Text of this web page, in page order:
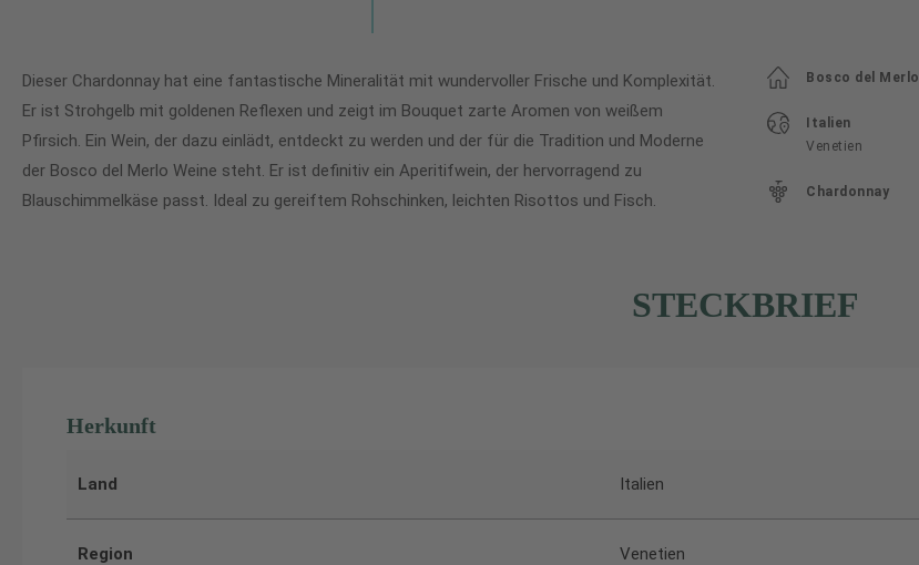
Dieser Chardonnay hat eine fantastische Mineralität mit wundervoller Frische und Komplexität.
Er ist Strohgelb mit goldenen Reflexen und zeigt im Bouquet zarte Aromen von weißem
Pfirsich. Ein Wein, der dazu einlädt, entdeckt zu werden und der für die Tradition und Moderne
der Bosco del Merlo Weine steht. Er ist definitiv ein Aperitifwein, der hervorragend zu
Blauschimmelkäse passt. Ideal zu gereiftem Rohschinken, leichten Risottos und Fisch.
Bosco del Merlo
Italien
Venetien
Chardonnay
STECKBRIEF
Herkunft
Land Italien
Region Venetien